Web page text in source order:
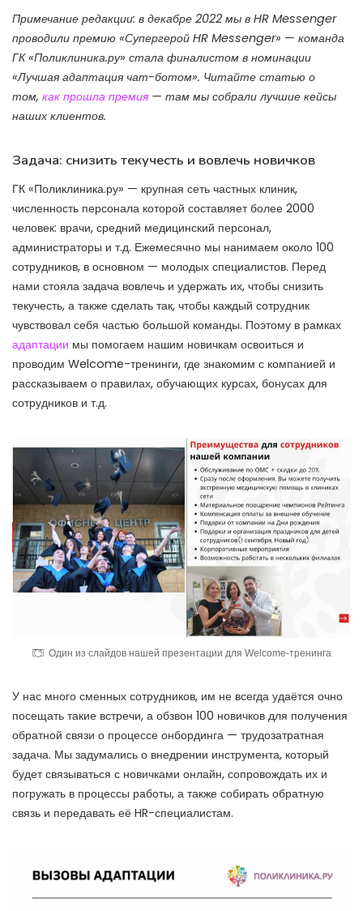
Примечание редакции: в декабре 2022 мы в HR Messenger
проводили премию «Супергерой HR Messenger» — команда
ГК «Поликлиника.ру» стала финалистом в номинации
«Лучшая адаптация чат-ботом». Читайте статью о
том, как прошла премия — там мы собрали лучшие кейсы
наших клиентов.
Задача: снизить текучесть и вовлечь новичков
ГК «Поликлиника.ру» — крупная сеть частных клиник,
численность персонала которой составляет более 2000
человек: врачи, средний медицинский персонал,
администраторы и т.д. Ежемесячно мы нанимаем около 100
сотрудников, в основном — молодых специалистов. Перед
нами стояла задача вовлечь и удержать их, чтобы снизить
текучесть, а также сделать так, чтобы каждый сотрудник
чувствовал себя частью большой команды. Поэтому в рамках
адаптации мы помогаем нашим новичкам освоиться и
проводим Welcome-тренинги, где знакомим с компанией и
рассказываем о правилах, обучающих курсах, бонусах для
сотрудников и т.д.
Один из слайдов нашей презентации для Welcome-тренинга
У нас много сменных сотрудников, им не всегда удаётся очно
посещать такие встречи, а обзвон 100 новичков для получения
обратной связи о процессе онбординга — трудозатратная
задача. Мы задумались о внедрении инструмента, который
будет связываться с новичками онлайн, сопровождать их и
погружать в процессы работы, а также собирать обратную
связь и передавать её HR-специалистам.